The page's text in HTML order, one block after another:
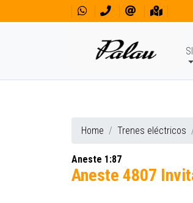
Home Trenes eléctricos
Aneste 1:87
Aneste 4807